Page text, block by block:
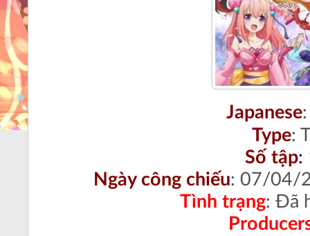
Japanese:
Type:
Số tập:
Ngày công chiếu: 07/04/
Tình trạng: Đã